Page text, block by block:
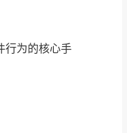
行为的核心手